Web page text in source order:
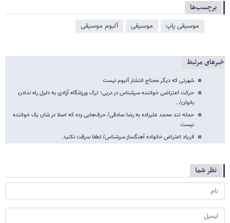
برچسب‌ها
موسیقی پاپ موسیقی آلبوم موسیقی
خبرهای مرتبط
شهرتی که دیگر محتاج انتشار آلبوم نیست
حرکت اعتراضی خواننده سرشناس در دربی؛ ترک ورزشگاه آزادی به دلیل راه ندادن
بانوان/…
حمله تند محمد علیزاده به رضا صادقی/ حرف‌هایی زده که اصلا در شان یک خواننده
نیست
فریاد اعتراض خانواده آهنگساز سرشناس/ لطفا سرقت نکنید
نظر شما